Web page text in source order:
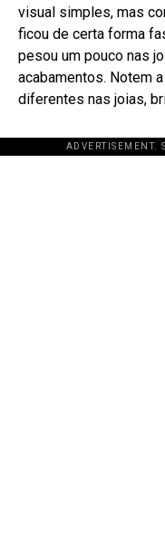
visual simples, mas
ficou de certa forma
pesou um pouco nas
acabamentos. Notem
diferentes nas joias,
ADVERTISEMENT.